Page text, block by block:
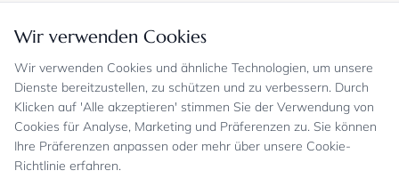
Wir verwenden Cookies
Wir verwenden Cookies und ähnliche Technologien, um unsere
Dienste bereitzustellen, zu schützen und zu verbessern. Durch
Klicken auf 'Alle akzeptieren' stimmen Sie der Verwendung von
Cookies für Analyse, Marketing und Präferenzen zu. Sie können
Ihre Präferenzen anpassen oder mehr über unsere Cookie-
Richtlinie erfahren.
Zahlungsmöglichkeiten
Stoffprobenanfrage
Gutschein
Sicheres Einkaufen und Retoureninfo
FAQ
Jobs
Bekannt aus
Informationen
Kontakt
Showrooms
Datenschutz
Allgemeine Geschäftsbedingungen
Widerrufsrecht, Widerrufsfolgen
Sicheres Einkaufen
Echte Kundenbewertungen
Überweisung erst kurz vor Lieferung
Oder per PayPal (mit Käuferschutz)
Zahlungsarten